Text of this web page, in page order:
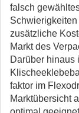
falsch
zusätzliche
Markt des
Darüber hinaus
faktor im
Marktübersicht